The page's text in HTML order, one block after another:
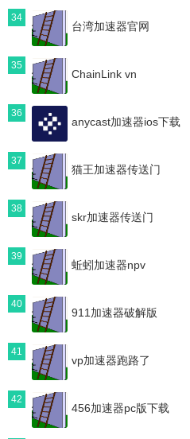
34
台湾加速器官网
35
ChainLink vn
36
anycast加速器ios下载
37
猫王加速器传送门
38
skr加速器传送门
39
蚯蚓加速器npv
40
911加速器破解版
41
vp加速器跑路了
42
456加速器pc版下载